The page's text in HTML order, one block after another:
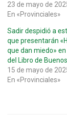
23 de mayo de
En «Provinciales»
Sadir despidió a
que presentarán
que dan miedo» en
del Libro de
15 de mayo de
En «Provinciales»